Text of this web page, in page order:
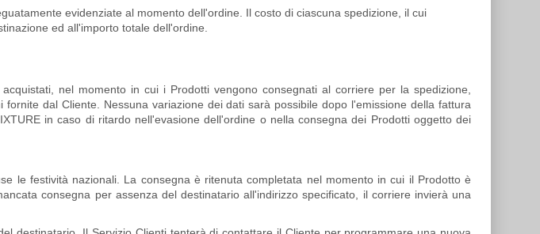
evidenziate al momento dell'ordine. Il costo di ciascuna spedizione, il cui
ed all'importo totale dell'ordine.
nel momento in cui i Prodotti vengono consegnati al corriere per la spedizione,
dal Cliente. Nessuna variazione dei dati sarà possibile dopo l'emissione della fattura
in caso di ritardo nell'evasione dell'ordine o nella consegna dei Prodotti oggetto dei
le festività nazionali. La consegna è ritenuta completata nel momento in cui il Prodotto è
consegna per assenza del destinatario all'indirizzo specificato, il corriere invierà una